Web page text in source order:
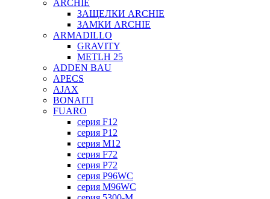
ARCHIE
ЗАЩЕЛКИ ARCHIE
ЗАМКИ ARCHIE
ARMADILLO
GRAVITY
METLH 25
ADDEN BAU
APECS
AJAX
BONAITI
FUARO
серия F12
серия P12
серия M12
серия F72
серия P72
серия P96WC
серия M96WC